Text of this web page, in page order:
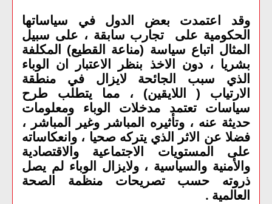
وقد اعتمدت بعض الدول في سياساتها
الحكومية على تجارب سابقة ، على سبيل
المثال اتباع سياسة (مناعة القطيع) المكلفة
بشريا ، دون الاخذ بنظر الاعتبار ان الوباء
الذي سبب الجائحة لايزال في منطقة
الارتياب ( اللايقين) ، مما يتطلب طرح
سياسات تعتمد مدخلات الوباء ومعلومات
حديثة عنه ، وتأثيره المباشر وغير المباشر ،
فضلا عن الاثر الذي يتركه صحيا ، وانعكاساته
على المستويات الاجتماعية والاقتصادية
والأمنية والسياسية ، ولايزال الوباء لم يصل
ذروته حسب تصريحات منظمة الصحة
العالمية .